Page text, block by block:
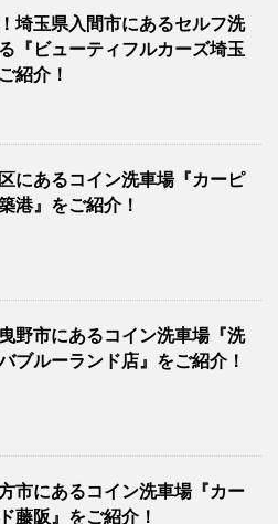
埼玉県入間市にあるセルフ洗
『ビューティフルカーズ埼玉
紹介！
にあるコイン洗車場『カーピ
港』をご紹介！
野市にあるコイン洗車場『洗
ブルーランド店』をご紹介！
市にあるコイン洗車場『カー
藤阪』をご紹介！